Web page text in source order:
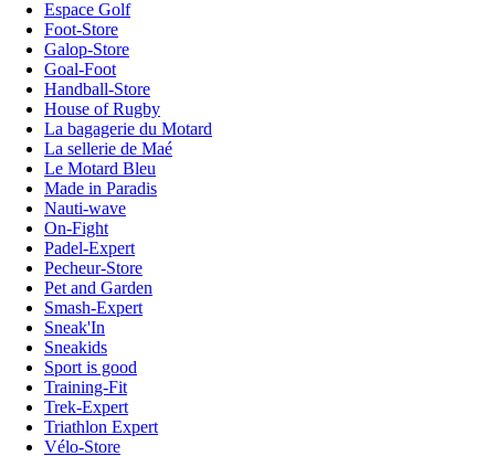
Espace Golf
Foot-Store
Galop-Store
Goal-Foot
Handball-Store
House of Rugby
La bagagerie du Motard
La sellerie de Maé
Le Motard Bleu
Made in Paradis
Nauti-wave
On-Fight
Padel-Expert
Pecheur-Store
Pet and Garden
Smash-Expert
Sneak'In
Sneakids
Sport is good
Training-Fit
Trek-Expert
Triathlon Expert
Vélo-Store